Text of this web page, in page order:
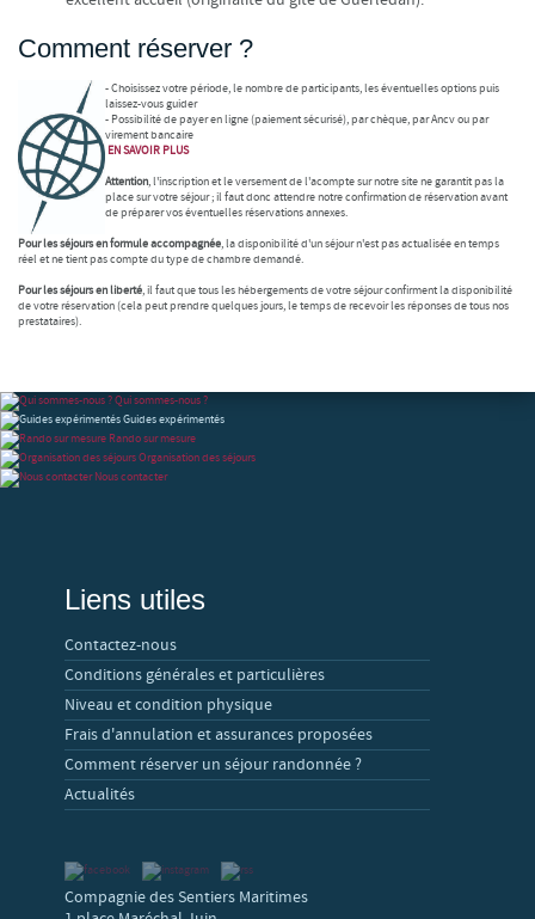
Comment réserver ?
- Choisissez votre période, le nombre de participants, les éventuelles options puis
laissez-vous guider
- Possibilité de payer en ligne (paiement sécurisé), par chèque, par Ancv ou par
virement bancaire
EN SAVOIR PLUS
Attention, l'inscription et le versement de l'acompte sur notre site ne garantit pas la
place sur votre séjour ; il faut donc attendre notre confirmation de réservation avant
de préparer vos éventuelles réservations annexes.
Pour les séjours en formule accompagnée, la disponibilité d'un séjour n'est pas actualisée en temps
réel et ne tient pas compte du type de chambre demandé.
Pour les séjours en liberté, il faut que tous les hébergements de votre séjour confirment la disponibilité
de votre réservation (cela peut prendre quelques jours, le temps de recevoir les réponses de tous nos
prestataires).
Qui sommes-nous ?
Guides expérimentés
Rando sur mesure
Organisation des séjours
Nous contacter
Liens utiles
Contactez-nous
Conditions générales et particulières
Niveau et condition physique
Frais d'annulation et assurances proposées
Comment réserver un séjour randonnée ?
Actualités
Compagnie des Sentiers Maritimes